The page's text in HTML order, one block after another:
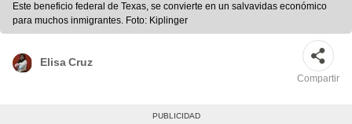
Este beneficio federal de Texas, se convierte en un salvavidas económico
para muchos inmigrantes. Foto: Kiplinger
Elisa Cruz
Compartir